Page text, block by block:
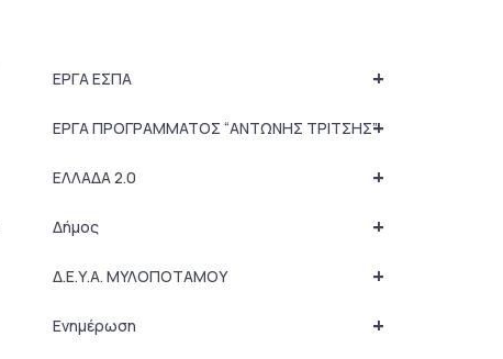
+
ΕΡΓΑ ΕΣΠΑ
+
ΕΡΓΑ ΠΡΟΓΡΑΜΜΑΤΟΣ “ΑΝΤΩΝΗΣ ΤΡΙΤΣΗΣ”
+
ΕΛΛΑΔΑ 2.0
+
Δήμος
+
Δ.Ε.Υ.Α. ΜΥΛΟΠΟΤΑΜΟΥ
+
Ενημέρωση